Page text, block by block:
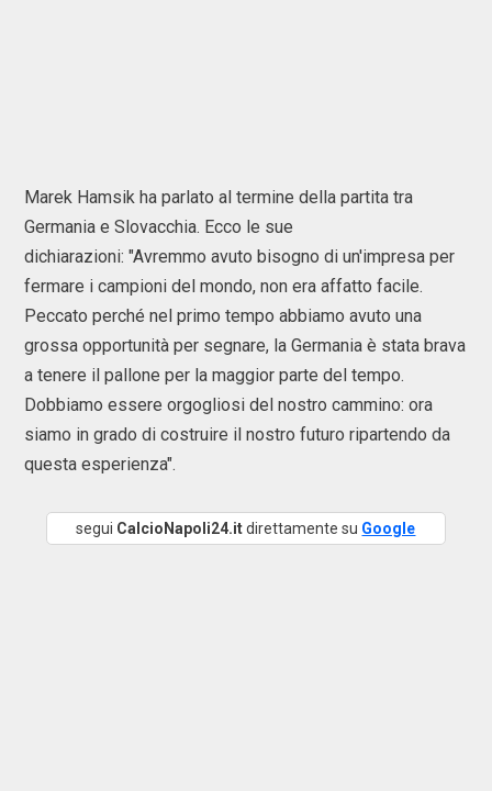
Marek Hamsik ha parlato al termine della partita tra
Germania e Slovacchia. Ecco le sue
dichiarazioni: "Avremmo avuto bisogno di un'impresa per
fermare i campioni del mondo, non era affatto facile.
Peccato perché nel primo tempo abbiamo avuto una
grossa opportunità per segnare, la Germania è stata brava
a tenere il pallone per la maggior parte del tempo.
Dobbiamo essere orgogliosi del nostro cammino: ora
siamo in grado di costruire il nostro futuro ripartendo da
questa esperienza".
segui CalcioNapoli24.itdirettamente su Google